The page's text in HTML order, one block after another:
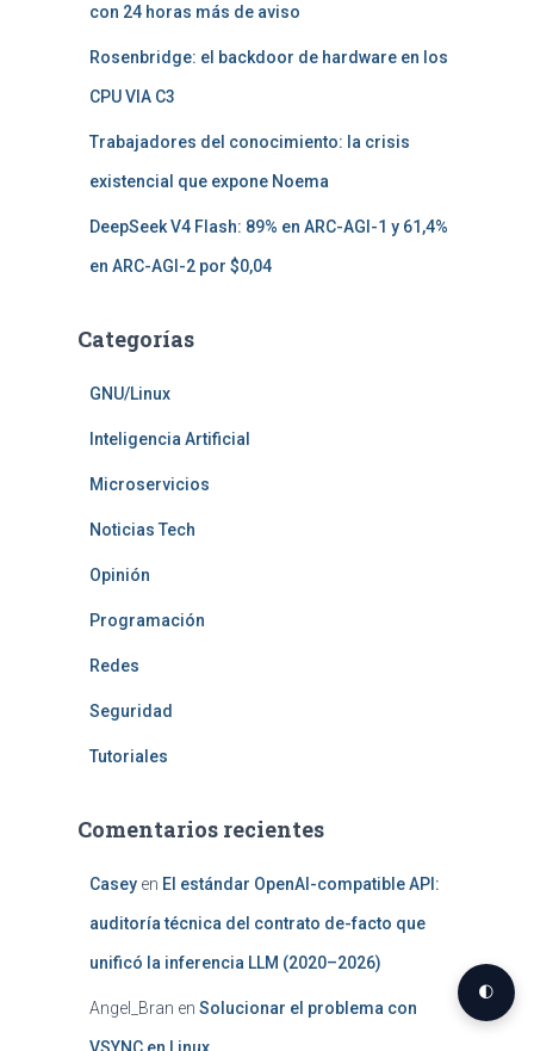
con 24 horas más de aviso
Rosenbridge: el backdoor de hardware en los
CPU VIA C3
Trabajadores del conocimiento: la crisis
existencial que expone Noema
DeepSeek V4 Flash: 89% en ARC-AGI-1 y 61,4%
en ARC-AGI-2 por $0,04
Categorías
GNU/Linux
Inteligencia Artificial
Microservicios
Noticias Tech
Opinión
Programación
Redes
Seguridad
Tutoriales
Comentarios recientes
Casey en El estándar OpenAI-compatible API:
auditoría técnica del contrato de-facto que
unificó la inferencia LLM (2020–2026)
Angel_Bran en Solucionar el problema con
🌓